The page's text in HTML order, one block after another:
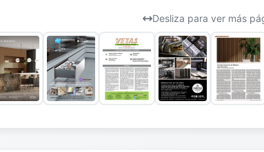
Desliza para ver más